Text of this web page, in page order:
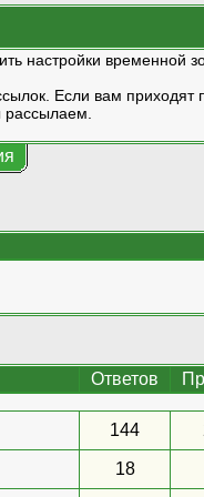
настройки
Если вам
рассылаем.
Ответов
144
18